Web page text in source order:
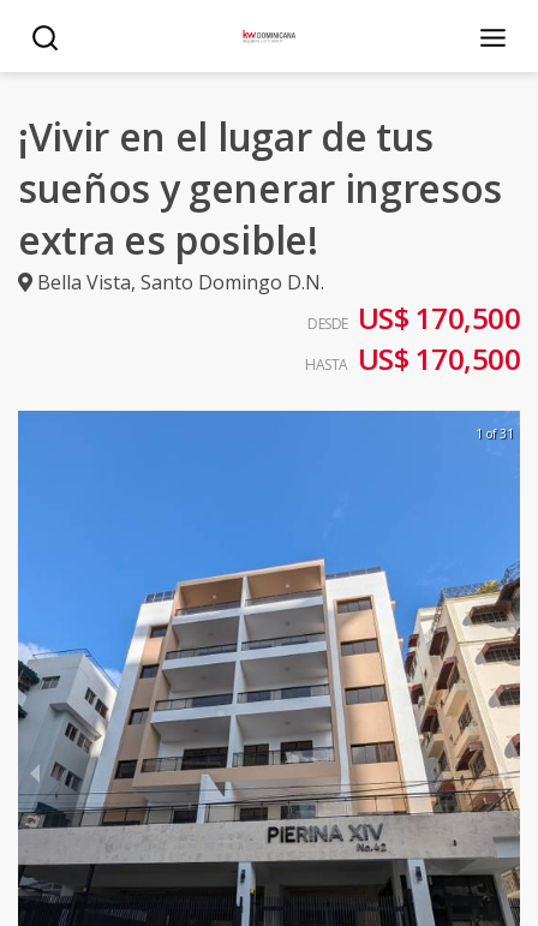
¡Vivir en el lugar de tus
sueños y generar ingresos
extra es posible!
Bella Vista, Santo Domingo D.N.
DESDE US$ 170,500
HASTA US$ 170,500
1 of 31